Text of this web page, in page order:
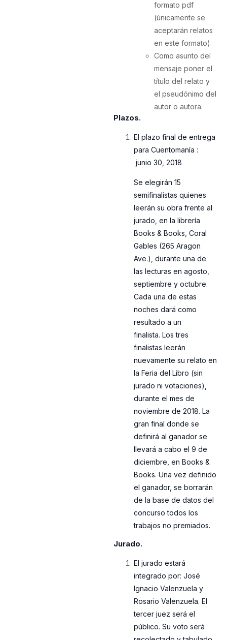
formato pdf
(únicamente se
aceptarán relatos
en este formato).
Como asunto del
mensaje poner el
título del relato y
el pseudónimo del
autor o autora.
Plazos.
El plazo final de entrega
para Cuentomanía :
junio 30, 2018
Se elegirán 15
semifinalistas quienes
leerán su obra frente al
jurado, en la librería
Books & Books, Coral
Gables (265 Aragon
Ave.), durante una de
las lecturas en agosto,
septiembre y octubre.
Cada una de estas
noches dará como
resultado a un
finalista. Los tres
finalistas leerán
nuevamente su relato en
la Feria del Libro (sin
jurado ni votaciones),
durante el mes de
noviembre de 2018. La
gran final donde se
definirá al ganador se
llevará a cabo el 9 de
diciembre, en Books &
Books. Una vez definido
el ganador, se borrarán
de la base de datos del
concurso todos los
trabajos no premiados.
Jurado.
El jurado estará
integrado por: José
Ignacio Valenzuela y
Rosario Valenzuela. El
tercer juez será el
público. Su voto será